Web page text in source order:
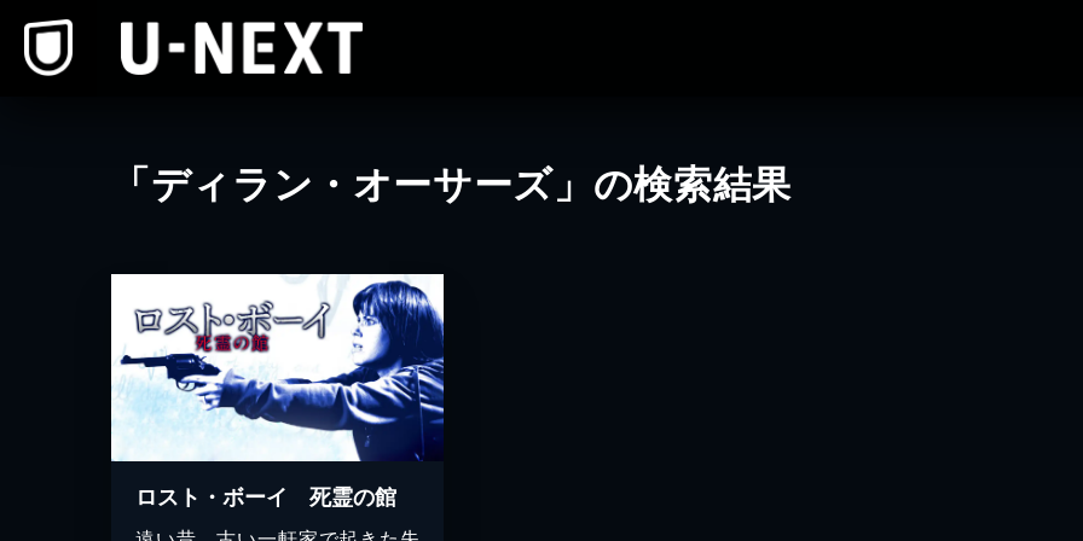
「ディラン・オーサーズ」の検索結果
ロスト・ボーイ 死霊の館